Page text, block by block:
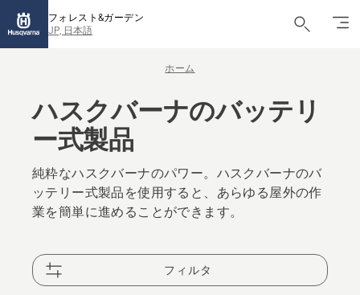
フォレスト&ガーデン
JP, 日本語
ホーム
ハスクバーナのバッテリ
ー式製品
純粋なハスクバーナのパワー。ハスクバーナのバ
ッテリー式製品を使用すると、あらゆる屋外の作
業を簡単に進めることができます。
フィルタ